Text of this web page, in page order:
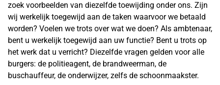
zoek voorbeelden van diezelfde toewijding onder ons. Zijn
wij werkelijk toegewijd aan de taken waarvoor we betaald
worden? Voelen we trots over wat we doen? Als ambtenaar,
bent u werkelijk toegewijd aan uw functie? Bent u trots op
het werk dat u verricht? Diezelfde vragen gelden voor alle
burgers: de politieagent, de brandweerman, de
buschauffeur, de onderwijzer, zelfs de schoonmaakster.